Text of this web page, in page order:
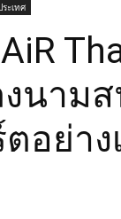
ะเทศ
งนาม
อย่า